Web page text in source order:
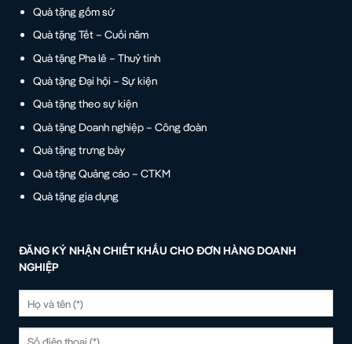
Quà tặng gốm sứ
Quà tặng Tết – Cuối năm
Quà tặng Pha lê – Thuỷ tinh
Quà tặng Đại hội – Sự kiện
Quà tặng theo sự kiện
Quà tặng Doanh nghiệp – Công đoàn
Quà tặng trưng bày
Quà tặng Quảng cáo – CTKM
Quà tặng gia dụng
ĐĂNG KÝ NHẬN CHIẾT KHẤU CHO ĐƠN HÀNG DOANH
NGHIỆP